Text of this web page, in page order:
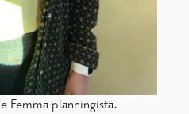
Femma planningistä.